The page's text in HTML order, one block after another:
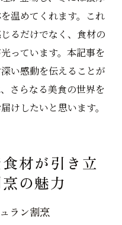
温めてくれます。これ
るだけでなく、食材の
っています。本記事を
い感動を伝えることが
さらなる美食の世界を
けしたいと思います。
材が引き立
の魅力
ラン割烹